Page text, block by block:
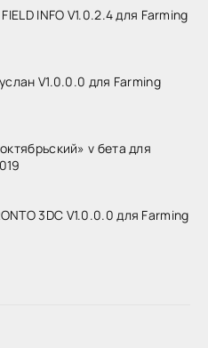
INFO V1.0.2.4 для Farming
V1.0.0.0 для Farming
v бета для
3DC V1.0.0.0 для Farming